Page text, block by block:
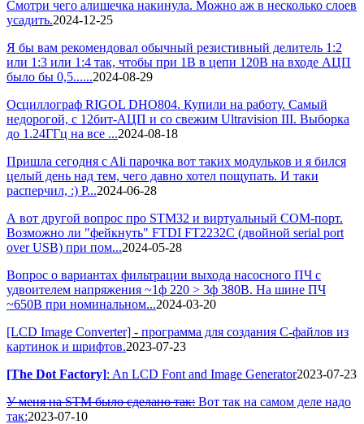
Смотри чего алишечка накинула. Можно аж в несколько слоев
усадить.2024-12-25
Я бы вам рекомендовал обычный резистивный делитель 1:2
или 1:3 или 1:4 так, чтобы при 1В в цепи 120В на входе АЦП
было бы 0,5......2024-08-29
Осциллограф RIGOL DHO804. Купили на работу. Самый
недорогой, с 12бит-АЦП и со свежим Ultravision III. Выборка
до 1.24ГГц на все ...2024-08-18
Пришла сегодня c Ali парочка вот таких модульков и я бился
целый день над тем, чего давно хотел пощупать. И таки
расперчил, :) Р...2024-06-28
А вот другой вопрос про STM32 и виртуальный COM-порт.
Возможно ли "фейкнуть" FTDI FT2232C (двойной serial port
over USB) при пом...2024-05-28
Вопрос о вариантах фильтрации выхода насосного ПЧ с
удвоителем напряжения ~1ф 220 > 3ф 380В. На шине ПЧ
~650В при номинальном...2024-03-20
[LCD Image Converter] - программа для создания С-файлов из
картинок и шрифтов.2023-07-23
[The Dot Factory]: An LCD Font and Image Generator2023-07-23
У меня на STM было сделано так: Вот так на самом деле надо
так:2023-07-10